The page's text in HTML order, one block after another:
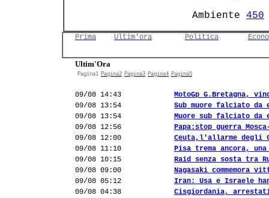
   Ambiente
450
Prima Ultim'ora Politica
Ultim'Ora
Pagina1 Pagina2 Pagina3 Pagina4 Pagina5
09/08 14:43
MotoGp G.Bretagna,
09/08 13:54
Sub muore falciato da
09/08 13:54
Muore sub falciato da
09/08 12:56
Papa:stop guerra
09/08 12:00
Ceuta,l'allarme degli
09/08 11:10
Pisa trema ancora,
09/08 10:15
Raid senza sosta tra
09/08 09:00
Nagasaki commemora
09/08 05:12
Iran: Usa e Israele
09/08 04:38
Cisgiordania,